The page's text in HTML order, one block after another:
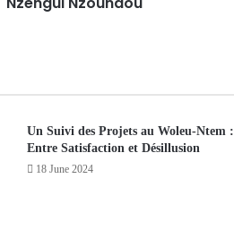
Un Suivi des Projets au Woleu-Ntem :
Entre Satisfaction et Désillusion
18 June 2024